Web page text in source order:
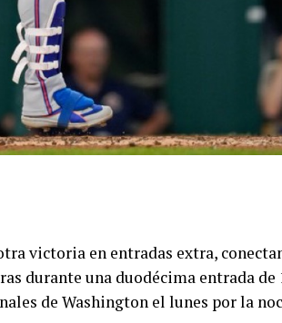
victoria en entradas extra,
durante una duodécima entrada de
de Washington el lunes por la